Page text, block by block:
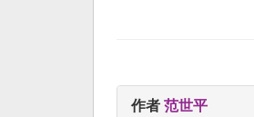
作者 范世平